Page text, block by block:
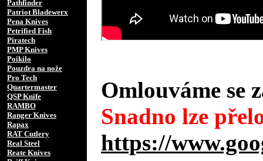
Pathfinder
Patriot Bladewerx
Pena Knives
Petrified Fish
Piratech
PMP Knives
Poikilo
Pouzdra na nože
Pro Tech
Quartermaster
QSP Knife
RAMBO
Ranger Knives
Rapax
RAT Cutlery
Real Steel
Reate Knives
Omlouváme se
Snadno lze
https://